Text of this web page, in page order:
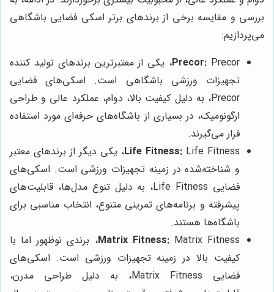
بررسی و مقایسه برخی از برندهای برتر اسکی فضایی باشگاهی
می‌پردازیم:
Precor:Precor، یکی از معتبرترین برندهای تولید کننده
تجهیزات ورزشی باشگاهی است. اسکی‌های فضایی
Precor، به دلیل کیفیت بالا، دوام، عملکرد عالی و طراحی
ارگونومیک، در بسیاری از باشگاه‌های حرفه‌ای مورد استفاده
قرار می‌گیرند.
Life Fitness:Life Fitness، یکی دیگر از برندهای معتبر
و شناخته‌شده در زمینه تجهیزات ورزشی است. اسکی‌های
فضایی Life Fitness، به دلیل تنوع مدل‌ها، قابلیت‌های
پیشرفته و برنامه‌های تمرینی متنوع، انتخاب مناسبی برای
باشگاه‌ها هستند.
Matrix Fitness:Matrix Fitness، برندی نوظهور اما با
کیفیت بالا در زمینه تجهیزات ورزشی است. اسکی‌های
فضایی Matrix Fitness، به دلیل طراحی مدرن،